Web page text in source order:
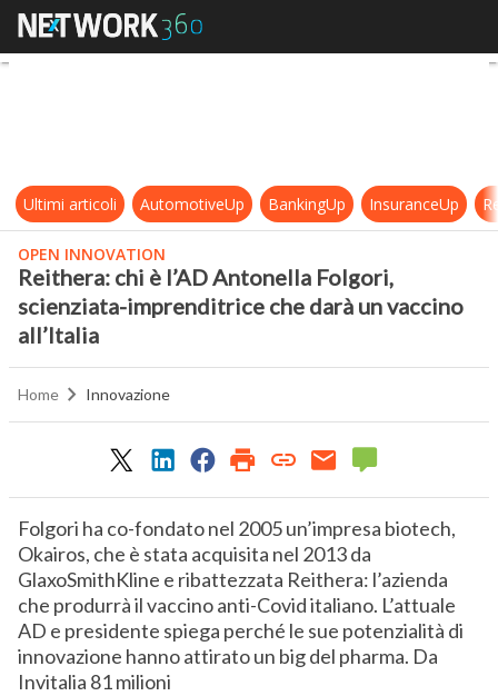
Reithera: chi è l’AD Antonella
Ultimi articoli AutomotiveUp BankingUp InsuranceUp
OPEN INNOVATION
Reithera: chi è l’AD Antonella Folgori,
scienziata-imprenditrice che darà un vaccino
all’Italia
Home Innovazione
Folgori ha co-fondato nel 2005 un’impresa biotech,
Okairos, che è stata acquisita nel 2013 da
GlaxoSmithKline e ribattezzata Reithera: l’azienda
che produrrà il vaccino anti-Covid italiano. L’attuale
AD e presidente spiega perché le sue potenzialità di
innovazione hanno attirato un big del pharma. Da
Invitalia 81 milioni